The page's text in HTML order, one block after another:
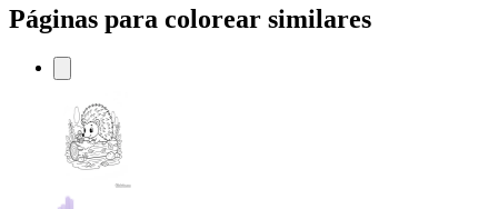
Páginas para colorear similares